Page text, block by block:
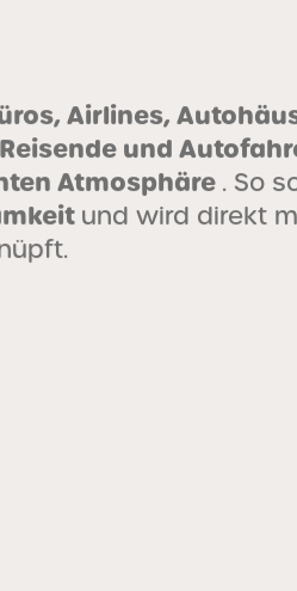
Airlines,
Reisende und
Atmosphäre . So
und wird direkt